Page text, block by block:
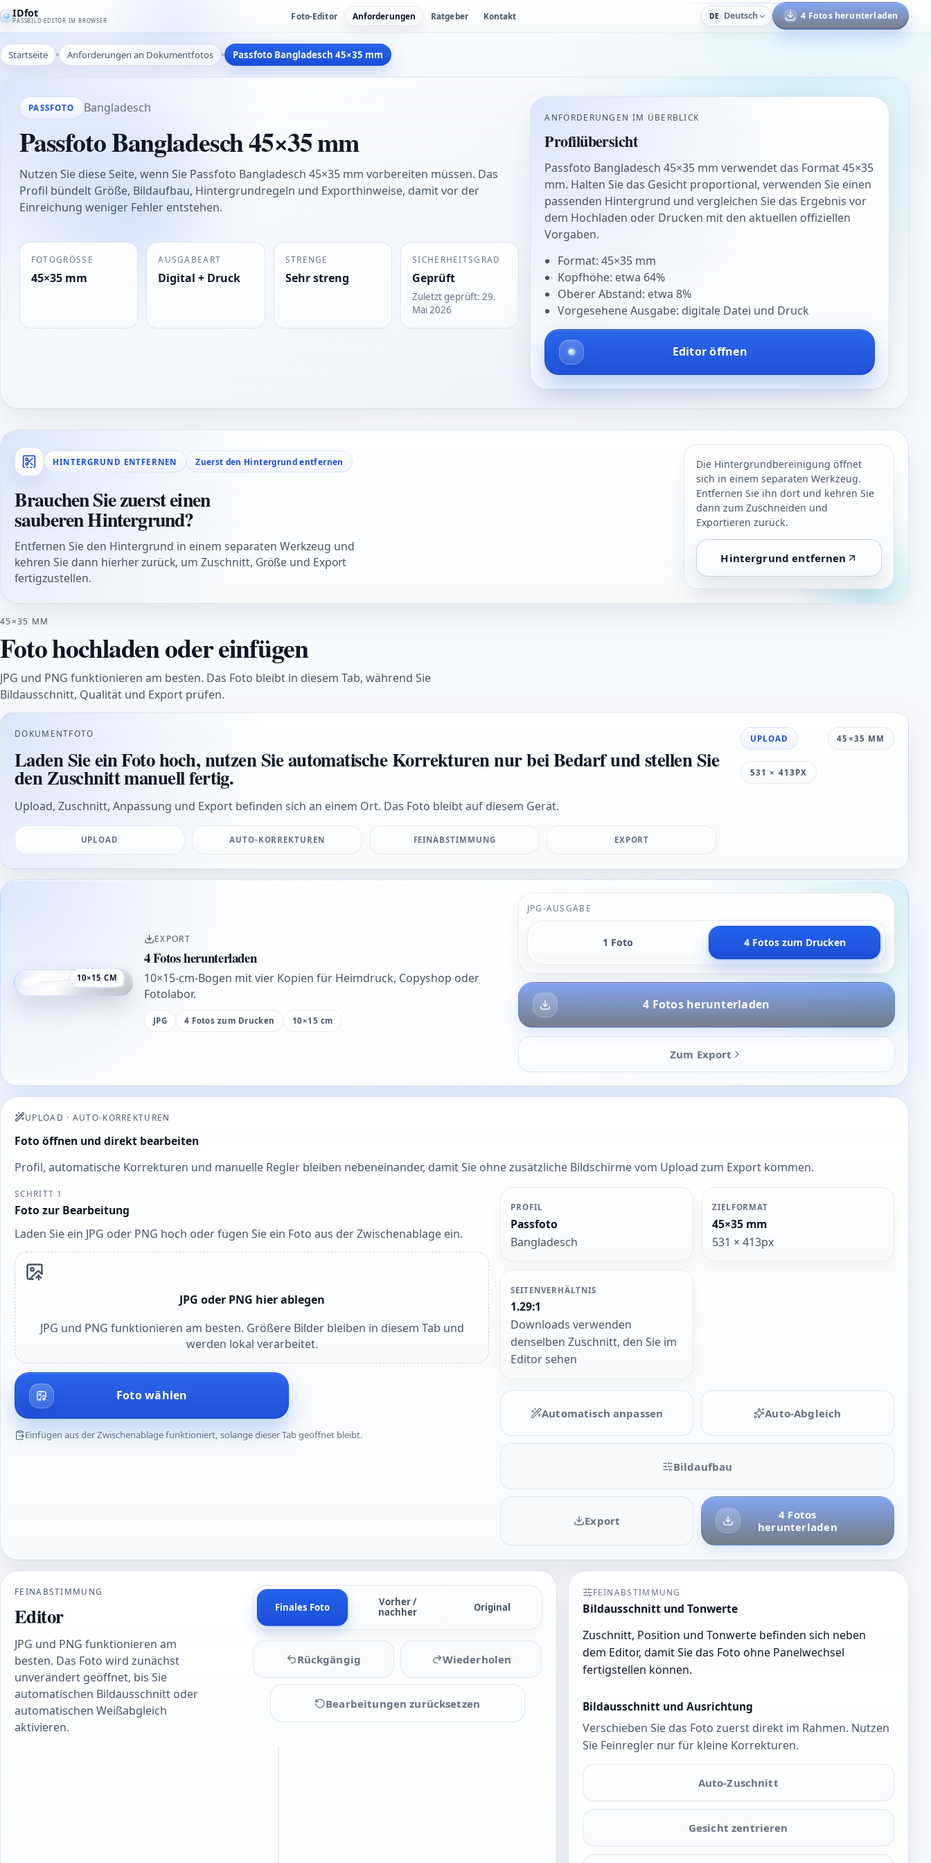
IDfot
PASSBILD-EDITOR IM BROWSER Foto-Editor Anforderungen Ratgeber Kontakt DE Deutsch 4 Fotos herunterladen
Startseite Anforderungen an Dokumentfotos Passfoto Bangladesch 45×35 mm
PASSFOTO Bangladesch
Passfoto Bangladesch 45×35 mm
Nutzen Sie diese Seite, wenn Sie Passfoto Bangladesch 45×35 mm vorbereiten müssen. Das
Profil bündelt Größe, Bildaufbau, Hintergrundregeln und Exporthinweise, damit vor der
Einreichung weniger Fehler entstehen.
FOTOGRÖSSE
45×35 mm
AUSGABEART
Digital + Druck
STRENGE
Sehr streng
SICHERHEITSGRAD
Geprüft
Zuletzt geprüft:29.
Mai 2026
ANFORDERUNGEN IM ÜBERBLICK
Profilübersicht
Passfoto Bangladesch 45×35 mm verwendet das Format 45×35
mm. Halten Sie das Gesicht proportional, verwenden Sie einen
passenden Hintergrund und vergleichen Sie das Ergebnis vor
dem Hochladen oder Drucken mit den aktuellen offiziellen
Vorgaben.
Format: 45×35 mm
Kopfhöhe: etwa 64%
Oberer Abstand: etwa 8%
Vorgesehene Ausgabe: digitale Datei und Druck
Editor öffnen
HINTERGRUND ENTFERNEN Zuerst den Hintergrund entfernen
Brauchen Sie zuerst einen
sauberen Hintergrund?
Entfernen Sie den Hintergrund in einem separaten Werkzeug und
kehren Sie dann hierher zurück, um Zuschnitt, Größe und Export
fertigzustellen.
Die Hintergrundbereinigung öffnet
sich in einem separaten Werkzeug.
Entfernen Sie ihn dort und kehren Sie
dann zum Zuschneiden und
Exportieren zurück.
Hintergrund entfernen
45×35 MM
Foto hochladen oder einfügen
JPG und PNG funktionieren am besten. Das Foto bleibt in diesem Tab, während Sie
Bildausschnitt, Qualität und Export prüfen.
DOKUMENTFOTO
Laden Sie ein Foto hoch, nutzen Sie automatische Korrekturen nur bei Bedarf und stellen Sie
den Zuschnitt manuell fertig.
Upload, Zuschnitt, Anpassung und Export befinden sich an einem Ort. Das Foto bleibt auf diesem Gerät.
UPLOAD 45×35 MM
531 × 413PX
UPLOAD AUTO-KORREKTUREN FEINABSTIMMUNG EXPORT
10×15 CM
EXPORT
4 Fotos herunterladen
10×15-cm-Bogen mit vier Kopien für Heimdruck, Copyshop oder
Fotolabor.
JPG 4 Fotos zum Drucken 10×15 cm
JPG-AUSGABE
1 Foto 4 Fotos zum Drucken
4 Fotos herunterladen
Zum Export
UPLOAD · AUTO-KORREKTUREN
Foto öffnen und direkt bearbeiten
Profil, automatische Korrekturen und manuelle Regler bleiben nebeneinander, damit Sie ohne zusätzliche Bildschirme vom Upload zum Export kommen.
SCHRITT 1
Foto zur Bearbeitung
Laden Sie ein JPG oder PNG hoch oder fügen Sie ein Foto aus der Zwischenablage ein.
JPG oder PNG hier ablegen
JPG und PNG funktionieren am besten. Größere Bilder bleiben in diesem Tab und
werden lokal verarbeitet.
Foto wählen
Einfügen aus der Zwischenablage funktioniert, solange dieser Tab geöffnet bleibt.
PROFIL
Passfoto
Bangladesch
ZIELFORMAT
45×35 mm
531 × 413px
SEITENVERHÄLTNIS
1.29:1
Downloads verwenden
denselben Zuschnitt, den Sie im
Editor sehen
Automatisch anpassen Auto-Abgleich
Bildaufbau
4 Fotos
herunterladen
Export
FEINABSTIMMUNG
Editor
JPG und PNG funktionieren am
besten. Das Foto wird zunächst
unverändert geöffnet, bis Sie
automatischen Bildausschnitt oder
automatischen Weißabgleich
aktivieren.
Finales Foto
Vorher /
nachher
Original
Rückgängig Wiederholen
Bearbeitungen zurücksetzen
FEINABSTIMMUNG
Bildausschnitt und Tonwerte
Zuschnitt, Position und Tonwerte befinden sich neben
dem Editor, damit Sie das Foto ohne Panelwechsel
fertigstellen können.
Bildausschnitt und Ausrichtung
Verschieben Sie das Foto zuerst direkt im Rahmen. Nutzen
Sie Feinregler nur für kleine Korrekturen.
Auto-Zuschnitt
Gesicht zentrieren